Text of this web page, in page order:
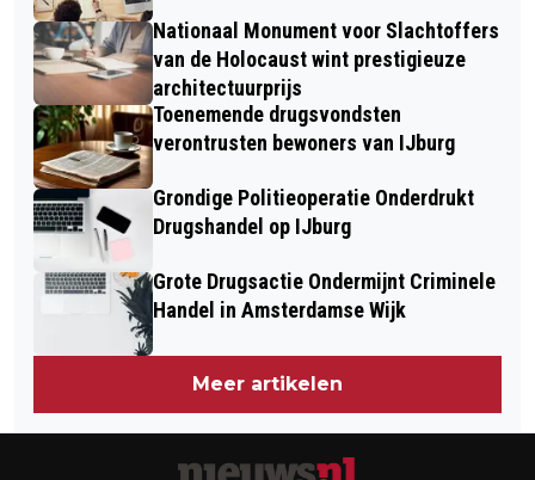
Nationaal Monument voor Slachtoffers
van de Holocaust wint prestigieuze
architectuurprijs
Toenemende drugsvondsten
verontrusten bewoners van IJburg
Grondige Politieoperatie Onderdrukt
Drugshandel op IJburg
Grote Drugsactie Ondermijnt Criminele
Handel in Amsterdamse Wijk
Meer artikelen